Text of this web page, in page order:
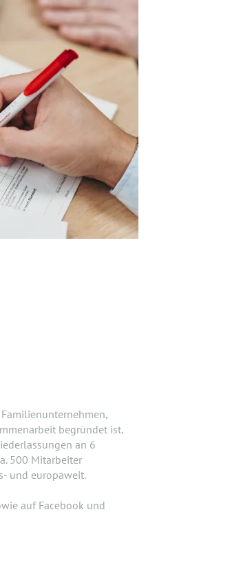
begründet ist.
an 6
500 Mitarbeiter
und europaweit.
auf Facebook und